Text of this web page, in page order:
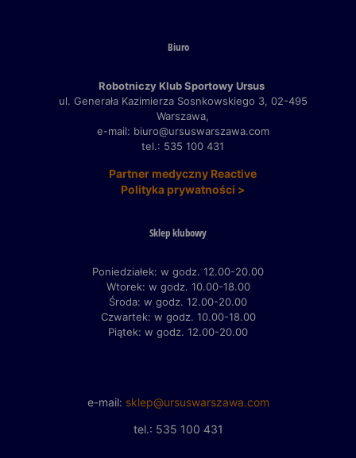
Biuro
Robotniczy Klub Sportowy Ursus
ul. Generała Kazimierza Sosnkowskiego 3, 02-495
Warszawa,
e-mail: biuro@ursuswarszawa.com
tel.: 535 100 431
Partner medyczny Reactive
Polityka prywatności >
Sklep klubowy
Poniedziałek: w godz. 12.00-20.00
Wtorek: w godz. 10.00-18.00
Środa: w godz. 12.00-20.00
Czwartek: w godz. 10.00-18.00
Piątek: w godz. 12.00-20.00
e-mail: sklep@ursuswarszawa.com
tel.: 535 100 431